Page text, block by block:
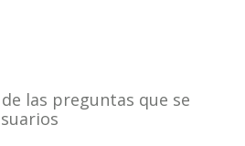
las preguntas que se